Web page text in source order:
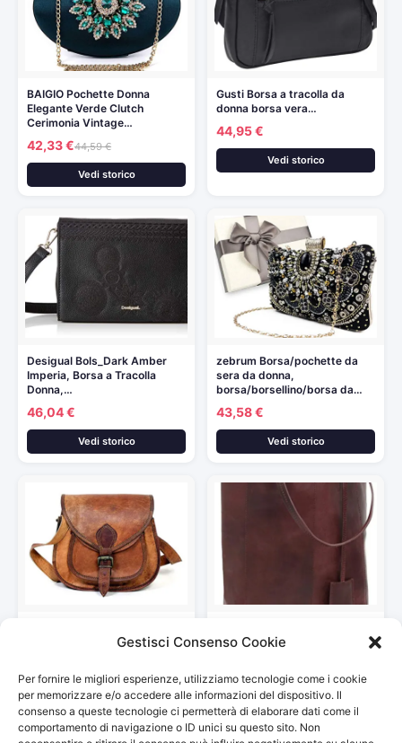
Gestisci Consenso Cookie
Per fornire le migliori esperienze, utilizziamo tecnologie come i cookie
per memorizzare e/o accedere alle informazioni del dispositivo. Il
consenso a queste tecnologie ci permetterà di elaborare dati come il
comportamento di navigazione o ID unici su questo sito. Non
BAIGIO Pochette Donna
Elegante Verde Clutch
Cerimonia Vintage…
42,33 €44,59 €
Vedi storico
Gusti Borsa a tracolla da
donna borsa vera…
44,95 €
Vedi storico
Desigual Bols_Dark Amber
Imperia, Borsa a Tracolla
Donna,…
46,04 €
Vedi storico
zebrum Borsa/pochette da
sera da donna,
borsa/borsellino/borsa da…
43,58 €
Vedi storico
Vedi storico
vera pelle…
Vedi storico